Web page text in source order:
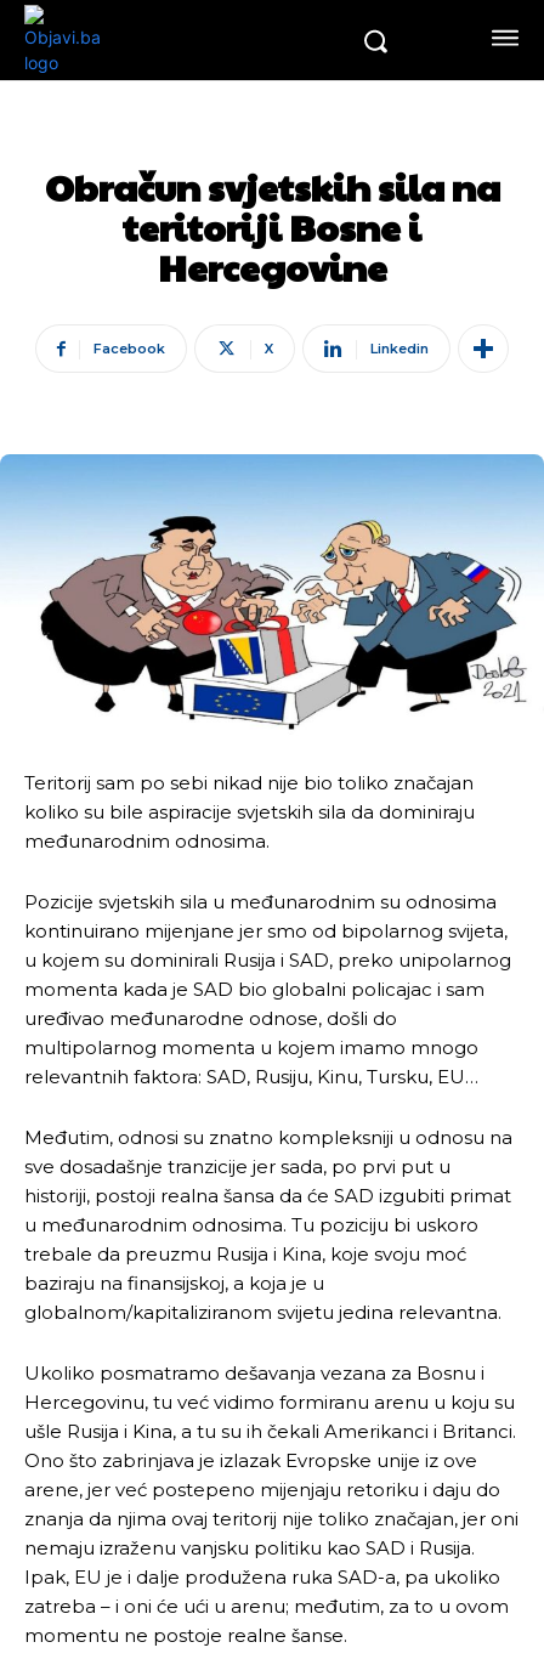
Obračun svjetskih sila na
teritoriji Bosne i
Hercegovine
Facebook X Linkedin
Teritorij sam po sebi nikad nije bio toliko značajan
koliko su bile aspiracije svjetskih sila da dominiraju
međunarodnim odnosima.
Pozicije svjetskih sila u međunarodnim su odnosima
kontinuirano mijenjane jer smo od bipolarnog svijeta,
u kojem su dominirali Rusija i SAD, preko unipolarnog
momenta kada je SAD bio globalni policajac i sam
uređivao međunarodne odnose, došli do
multipolarnog momenta u kojem imamo mnogo
relevantnih faktora: SAD, Rusiju, Kinu, Tursku, EU…
Međutim, odnosi su znatno kompleksniji u odnosu na
sve dosadašnje tranzicije jer sada, po prvi put u
historiji, postoji realna šansa da će SAD izgubiti primat
u međunarodnim odnosima. Tu poziciju bi uskoro
trebale da preuzmu Rusija i Kina, koje svoju moć
baziraju na finansijskoj, a koja je u
globalnom/kapitaliziranom svijetu jedina relevantna.
Ukoliko posmatramo dešavanja vezana za Bosnu i
Hercegovinu, tu već vidimo formiranu arenu u koju su
ušle Rusija i Kina, a tu su ih čekali Amerikanci i Britanci.
Ono što zabrinjava je izlazak Evropske unije iz ove
arene, jer već postepeno mijenjaju retoriku i daju do
znanja da njima ovaj teritorij nije toliko značajan, jer oni
nemaju izraženu vanjsku politiku kao SAD i Rusija.
Ipak, EU je i dalje produžena ruka SAD-a, pa ukoliko
zatreba – i oni će ući u arenu; međutim, za to u ovom
momentu ne postoje realne šanse.